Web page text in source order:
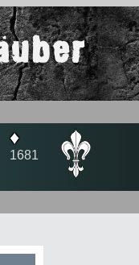
♦
1681